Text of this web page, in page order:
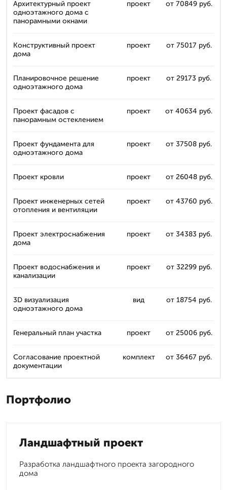
Архитектурный проект
одноэтажного дома с
панорамными окнами
проект от 70849 руб.
Конструктивный проект
дома
проект от 75017 руб.
Планировочное решение
одноэтажного дома
проект от 29173 руб.
Проект фасадов с
панорамным остеклением
проект от 40634 руб.
Проект фундамента для
одноэтажного дома
проект от 37508 руб.
Проект кровли проект от 26048 руб.
Проект инженерных сетей
отопления и вентиляции
проект от 43760 руб.
Проект электроснабжения
дома
проект от 34383 руб.
Проект водоснабжения и
канализации
проект от 32299 руб.
3D визуализация
одноэтажного дома
вид от 18754 руб.
Генеральный план участка проект от 25006 руб.
Согласование проектной
документации
комплект от 36467 руб.
Портфолио
Ландшафтный проект
Разработка ландшафтного проекта загородного
дома